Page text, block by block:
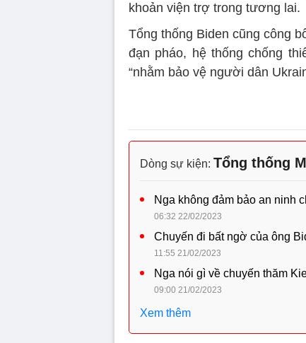
khoản viện trợ trong tương lai.
Tổng thống Biden cũng công
đạn pháo, hệ thống chống
“nhằm bảo vệ người dân
Dòng sự kiện: Tổng thống
Nga không đảm bảo an ninh
06:32 22/02/2023
Chuyến đi bất ngờ của ông
11:55 21/02/2023
Nga nói gì về chuyến thăm
09:00 21/02/2023
Xem thêm